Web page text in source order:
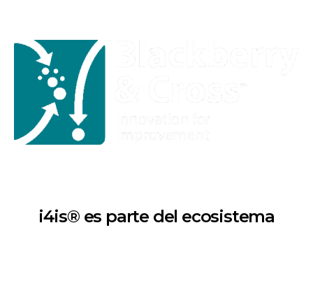
i4is® es parte del ecosistema